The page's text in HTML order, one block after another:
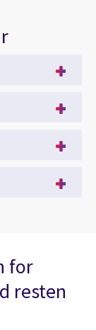
for
resten